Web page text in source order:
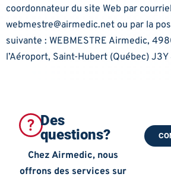
coordonnateur du site Web par
webmestre@airmedic.net ou par la
suivante : WEBMESTRE Airmedic,
l’Aéroport, Saint-Hubert (Québec) J3Y
Des
questions?
Chez Airmedic, nous
offrons des services sur